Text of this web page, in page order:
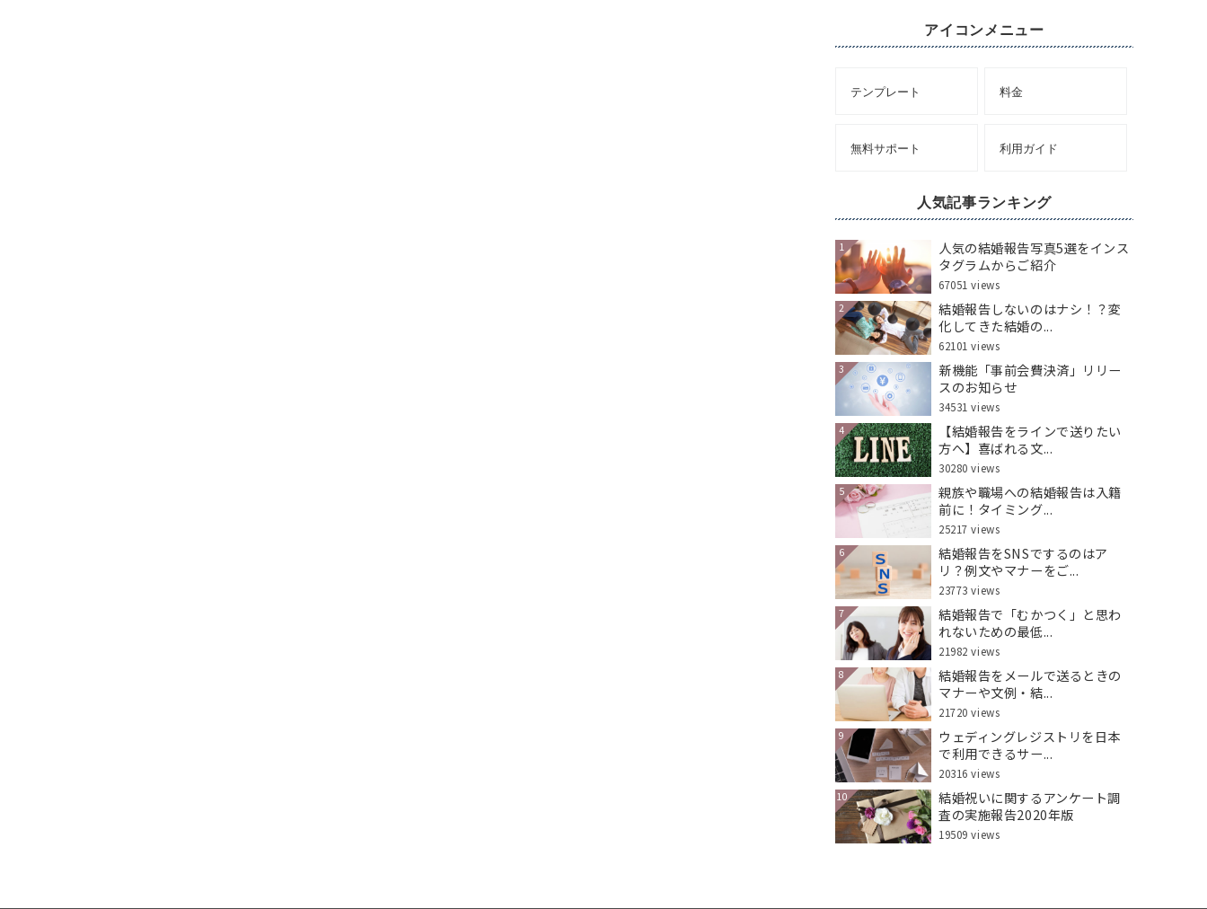
アイコンメニュー
テンプレート 料金
無料サポート 利用ガイド
人気記事ランキング
1
人気の結婚報告写真5選をインス
タグラムからご紹介
67051 views
2
結婚報告しないのはナシ！？変
化してきた結婚の...
62101 views
3
新機能「事前会費決済」リリー
スのお知らせ
34531 views
4
【結婚報告をラインで送りたい
方へ】喜ばれる文...
30280 views
5
親族や職場への結婚報告は入籍
前に！タイミング...
25217 views
6
結婚報告をSNSでするのはア
リ？例文やマナーをご...
23773 views
7
結婚報告で「むかつく」と思わ
れないための最低...
21982 views
8
結婚報告をメールで送るときの
マナーや文例・結...
21720 views
9
ウェディングレジストリを日本
で利用できるサー...
20316 views
10
結婚祝いに関するアンケート調
査の実施報告2020年版
19509 views